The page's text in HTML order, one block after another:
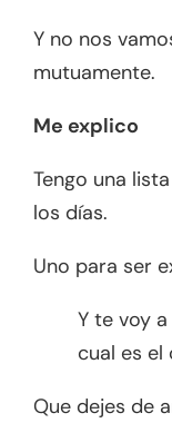
Y no nos
mutuamente.
Me explico
Tengo una
los días.
Uno para ser
Y te voy
cual es el
Que dejes de